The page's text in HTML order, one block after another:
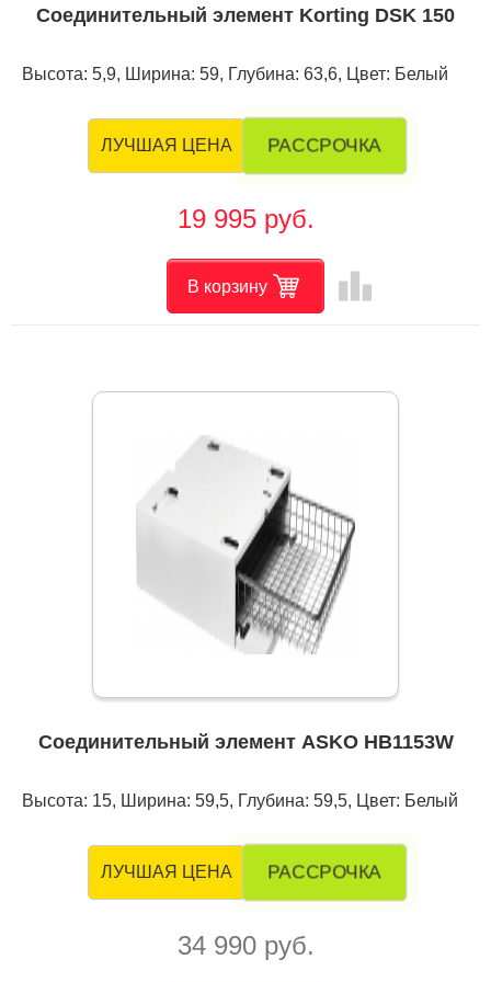
Соединительный элемент Korting DSK 150
Высота: 5,9, Ширина: 59, Глубина: 63,6, Цвет: Белый
ЛУЧШАЯ ЦЕНА РАССРОЧКА
19 995 руб.
В корзину leaderboard
Соединительный элемент ASKO HB1153W
Высота: 15, Ширина: 59,5, Глубина: 59,5, Цвет: Белый
ЛУЧШАЯ ЦЕНА РАССРОЧКА
34 990 руб.